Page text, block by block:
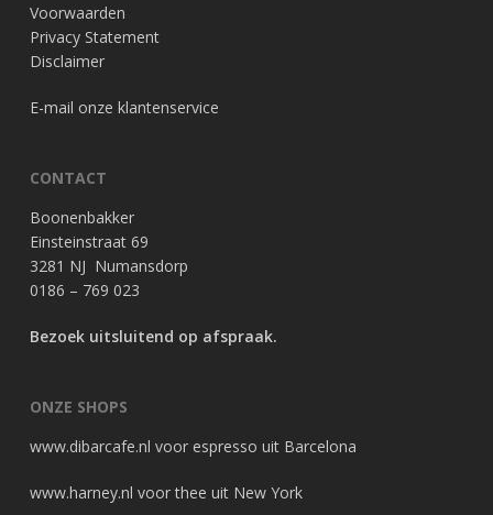
Voorwaarden
Privacy Statement
Disclaimer
E-mail onze klantenservice
CONTACT
Boonenbakker
Einsteinstraat 69
3281 NJ Numansdorp
0186 – 769 023
Bezoek uitsluitend op afspraak.
ONZE SHOPS
www.dibarcafe.nl voor espresso uit Barcelona
www.harney.nl voor thee uit New York